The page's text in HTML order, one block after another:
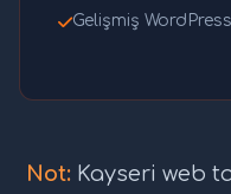
Gelişmiş
Not:Kayseri web